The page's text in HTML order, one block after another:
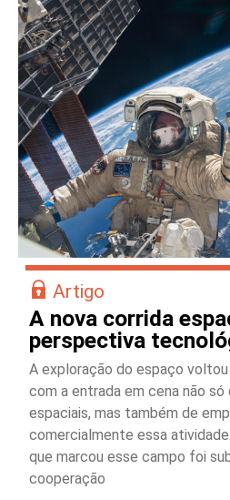
Artigo
A nova corrida
perspectiva
A exploração do espaço voltou
com a entrada em cena não só
espaciais, mas também de
comercialmente essa
que marcou esse campo foi
cooperação